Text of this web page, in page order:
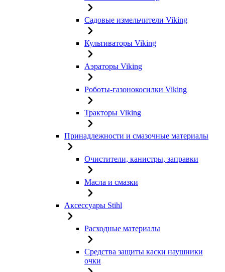
Садовые измельчители Viking
Культиваторы Viking
Аэраторы Viking
Роботы-газонокосилки Viking
Тракторы Viking
Принадлежности и смазочные материалы
Очистители, канистры, заправки
Масла и смазки
Аксессуары Stihl
Расходные материалы
Средства защиты каски наушники
очки